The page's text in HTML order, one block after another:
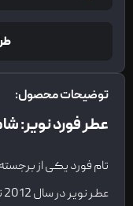
توضیحات محصول:
عطر فورد نویر:
تام فورد یکی از